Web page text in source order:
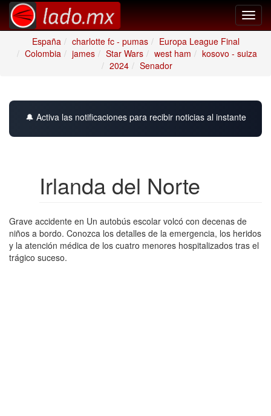
España
charlotte fc - pumas
Europa League Final
Colombia
james Star Wars west ham
kosovo - suiza
2024
Senador
🔔 Activa las notificaciones para recibir noticias al instante
Irlanda del Norte
Grave accidente en Un autobús escolar volcó con decenas de
niños a bordo. Conozca los detalles de la emergencia, los heridos
y la atención médica de los cuatro menores hospitalizados tras el
trágico suceso.